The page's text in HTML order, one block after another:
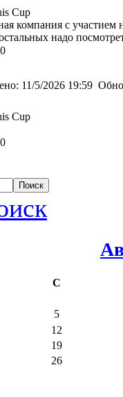
Cup
компания с
надо
0
11/5/2026 19:59
Cup
0
С
5
12
19
26